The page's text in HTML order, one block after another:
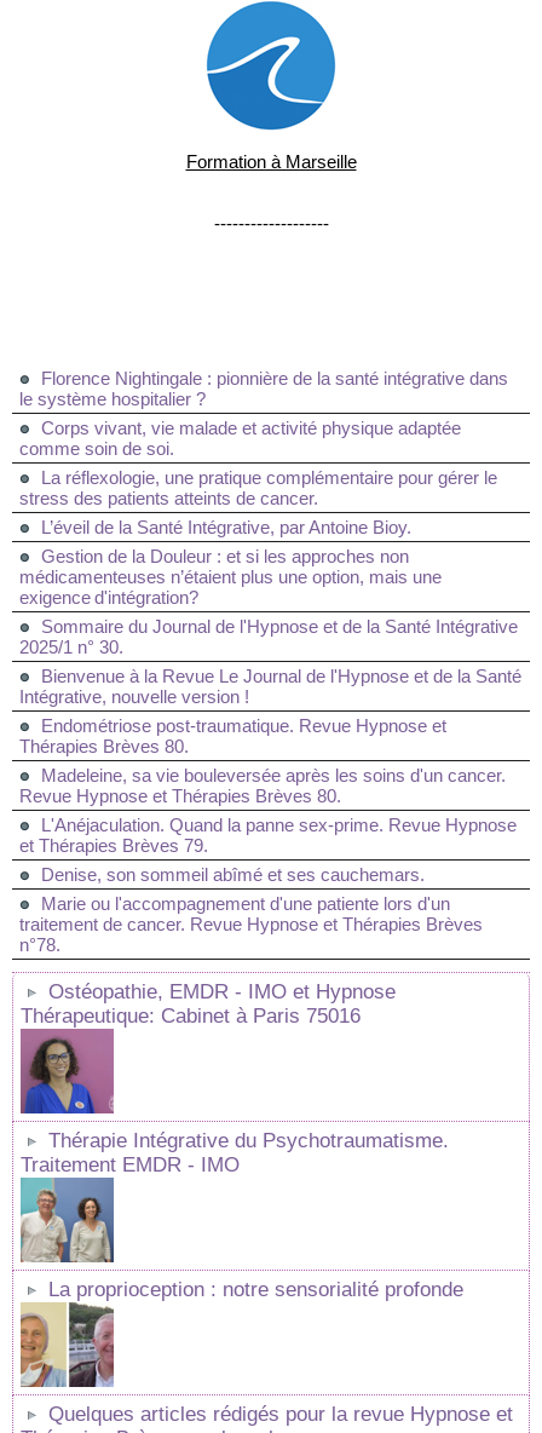
Formation à Marseille
-------------------
Florence Nightingale : pionnière de la santé intégrative dans
le système hospitalier ?
Corps vivant, vie malade et activité physique adaptée
comme soin de soi.
La réflexologie, une pratique complémentaire pour gérer le
stress des patients atteints de cancer.
L’éveil de la Santé Intégrative, par Antoine Bioy.
Gestion de la Douleur : et si les approches non
médicamenteuses n’étaient plus une option, mais une
exigence d'intégration?
Sommaire du Journal de l'Hypnose et de la Santé Intégrative
2025/1 n° 30.
Bienvenue à la Revue Le Journal de l'Hypnose et de la Santé
Intégrative, nouvelle version !
Endométriose post-traumatique. Revue Hypnose et
Thérapies Brèves 80.
Madeleine, sa vie bouleversée après les soins d'un cancer.
Revue Hypnose et Thérapies Brèves 80.
L'Anéjaculation. Quand la panne sex-prime. Revue Hypnose
et Thérapies Brèves 79.
Denise, son sommeil abîmé et ses cauchemars.
Marie ou l'accompagnement d'une patiente lors d'un
traitement de cancer. Revue Hypnose et Thérapies Brèves
n°78.
Ostéopathie, EMDR - IMO et Hypnose
Thérapeutique: Cabinet à Paris 75016
Thérapie Intégrative du Psychotraumatisme.
Traitement EMDR - IMO
La proprioception : notre sensorialité profonde
Quelques articles rédigés pour la revue Hypnose et